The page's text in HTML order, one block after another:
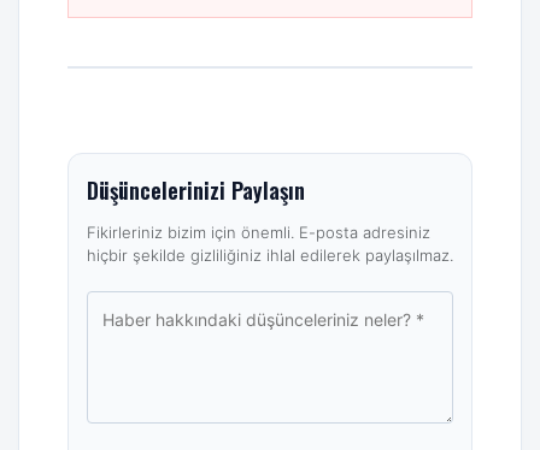
Düşüncelerinizi Paylaşın
Fikirleriniz bizim için önemli. E-posta adresiniz
hiçbir şekilde gizliliğiniz ihlal edilerek paylaşılmaz.